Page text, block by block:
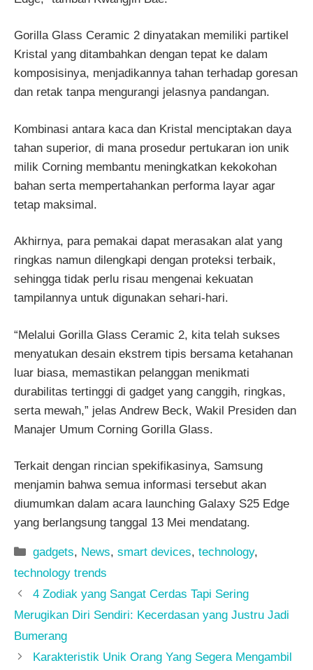
Gorilla Glass Ceramic 2 dinyatakan memiliki partikel
Kristal yang ditambahkan dengan tepat ke dalam
komposisinya, menjadikannya tahan terhadap goresan
dan retak tanpa mengurangi jelasnya pandangan.
Kombinasi antara kaca dan Kristal menciptakan daya
tahan superior, di mana prosedur pertukaran ion unik
milik Corning membantu meningkatkan kekokohan
bahan serta mempertahankan performa layar agar
tetap maksimal.
Akhirnya, para pemakai dapat merasakan alat yang
ringkas namun dilengkapi dengan proteksi terbaik,
sehingga tidak perlu risau mengenai kekuatan
tampilannya untuk digunakan sehari-hari.
“Melalui Gorilla Glass Ceramic 2, kita telah sukses
menyatukan desain ekstrem tipis bersama ketahanan
luar biasa, memastikan pelanggan menikmati
durabilitas tertinggi di gadget yang canggih, ringkas,
serta mewah,” jelas Andrew Beck, Wakil Presiden dan
Manajer Umum Corning Gorilla Glass.
Terkait dengan rincian spekifikasinya, Samsung
menjamin bahwa semua informasi tersebut akan
diumumkan dalam acara launching Galaxy S25 Edge
yang berlangsung tanggal 13 Mei mendatang.
Kategori
gadgets, News,smart devices,technology,
technology trends
4 Zodiak yang Sangat Cerdas Tapi Sering
Merugikan Diri Sendiri: Kecerdasan yang Justru Jadi
Bumerang
Karakteristik Unik Orang Yang Segera Mengambil